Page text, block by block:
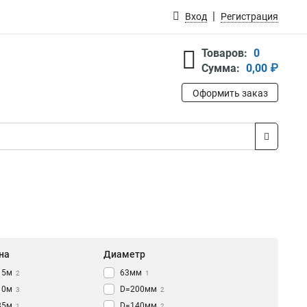
Вход Регистрация
Товаров: 0
Сумма: 0,00 ₽
Оформить заказ
2
3
Диаметр
63мм 1
D=200мм 2